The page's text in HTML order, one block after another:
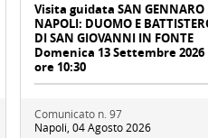
Visita guidata SAN GENNARO
NAPOLI: DUOMO E
DI SAN GIOVANNI IN FONTE
Domenica 13 Settembre 2026
ore 10:30
Comunicato n. 97
Napoli, 04 Agosto 2026